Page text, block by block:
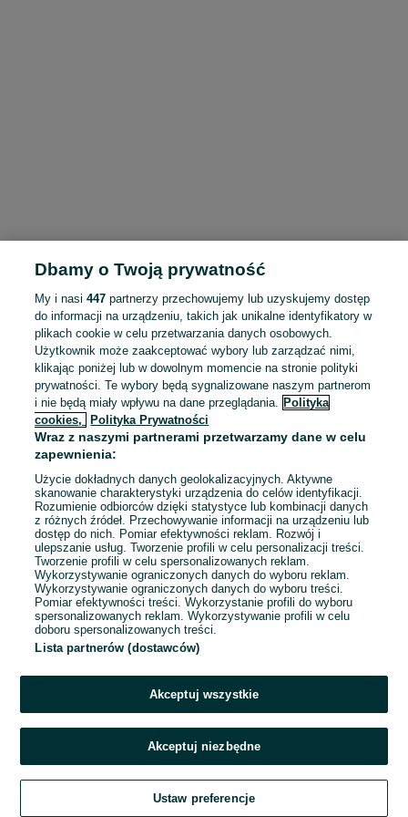
To ogłoszenie nie jest już dostępne
Przejdź na stronę główną
Dbamy o Twoją prywatność
My i nasi447 partnerzy przechowujemy lub uzyskujemy dostęp
do informacji na urządzeniu, takich jak unikalne identyfikatory w
plikach cookie w celu przetwarzania danych osobowych.
Użytkownik może zaakceptować wybory lub zarządzać nimi,
klikając poniżej lub w dowolnym momencie na stronie polityki
prywatności. Te wybory będą sygnalizowane naszym partnerom
i nie będą miały wpływu na dane przeglądania. Polityka
cookies,
Polityka Prywatności
Wraz z naszymi partnerami przetwarzamy dane w celu
zapewnienia:
Użycie dokładnych danych geolokalizacyjnych. Aktywne
skanowanie charakterystyki urządzenia do celów identyfikacji.
Rozumienie odbiorców dzięki statystyce lub kombinacji danych
z różnych źródeł. Przechowywanie informacji na urządzeniu lub
dostęp do nich. Pomiar efektywności reklam. Rozwój i
ulepszanie usług. Tworzenie profili w celu personalizacji treści.
Tworzenie profili w celu spersonalizowanych reklam.
Wykorzystywanie ograniczonych danych do wyboru reklam.
Wykorzystywanie ograniczonych danych do wyboru treści.
Pomiar efektywności treści. Wykorzystanie profili do wyboru
spersonalizowanych reklam. Wykorzystywanie profili w celu
doboru spersonalizowanych treści.
Lista partnerów (dostawców)
Akceptuj wszystkie
Akceptuj niezbędne
Ustaw preferencje